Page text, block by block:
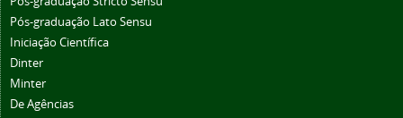
Pós-graduação Lato Sensu
Iniciação Científica
Dinter
Minter
De Agências